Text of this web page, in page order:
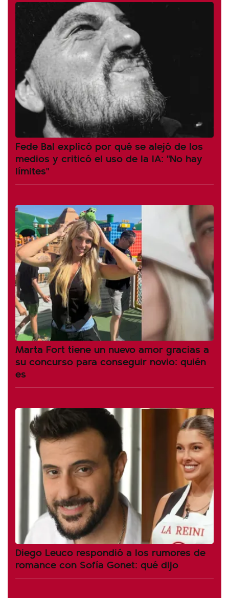
Fede Bal explicó por qué se alejó de los
medios y criticó el uso de la IA: "No hay
límites"
Marta Fort tiene un nuevo amor gracias a
su concurso para conseguir novio: quién
es
Diego Leuco respondió a los rumores de
romance con Sofía Gonet: qué dijo